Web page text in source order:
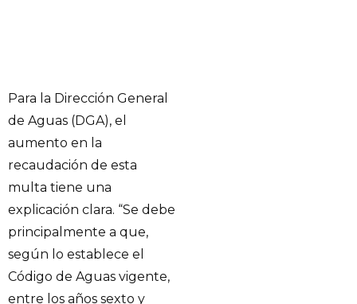
Para la Dirección General
de Aguas (DGA), el
aumento en la
recaudación de esta
multa tiene una
explicación clara. “Se debe
principalmente a que,
según lo establece el
Código de Aguas vigente,
entre los años sexto y